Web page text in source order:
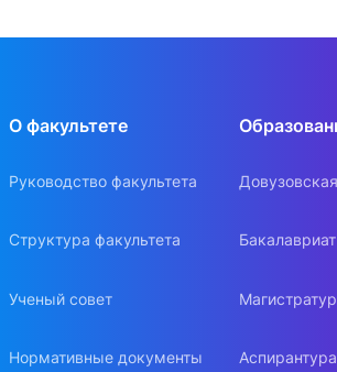
О факультете
Руководство факультета
Структура факультета
Ученый совет
Нормативные документы
Бакалавриат
Аспирантура